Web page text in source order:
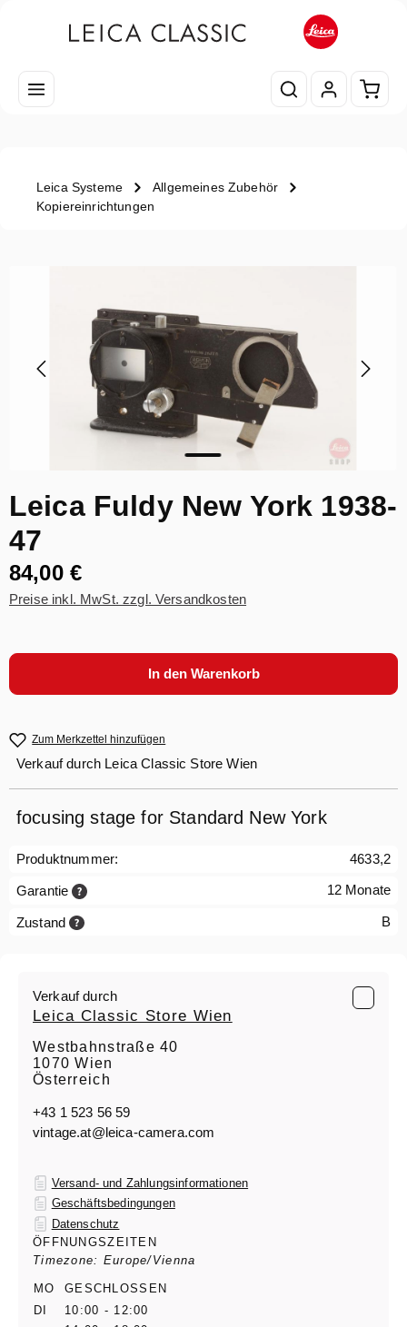
Leica Systeme
Allgemeines Zubehör
Kopiereinrichtungen
Leica Fuldy New York 1938-
47
84,00 €
Preise inkl. MwSt. zzgl. Versandkosten
In den Warenkorb
Zum Merkzettel hinzufügen
Verkauf durch Leica Classic Store Wien
focusing stage for Standard New York
Produktnummer: 4633,2
Garantie 12 Monate
Zustand B
Verkauf durch
Leica Classic Store Wien
Westbahnstraße 40
1070 Wien
Österreich
+43 1 523 56 59
vintage.at@leica-camera.com
Versand- und Zahlungsinformationen
Geschäftsbedingungen
Datenschutz
ÖFFNUNGSZEITEN
Timezone: Europe/Vienna
MO
GESCHLOSSEN
DI
10:00 - 12:00